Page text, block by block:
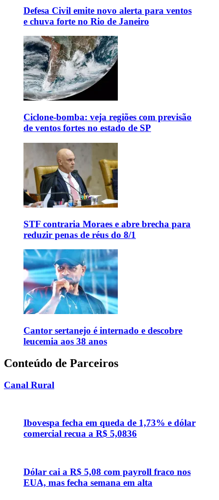
Defesa Civil emite novo alerta para ventos
e chuva forte no Rio de Janeiro
Ciclone-bomba: veja regiões com previsão
de ventos fortes no estado de SP
STF contraria Moraes e abre brecha para
reduzir penas de réus do 8/1
Cantor sertanejo é internado e descobre
leucemia aos 38 anos
Conteúdo de Parceiros
Canal Rural
Ibovespa fecha em queda de 1,73% e dólar
comercial recua a R$ 5,0836
Dólar cai a R$ 5,08 com payroll fraco nos
EUA, mas fecha semana em alta